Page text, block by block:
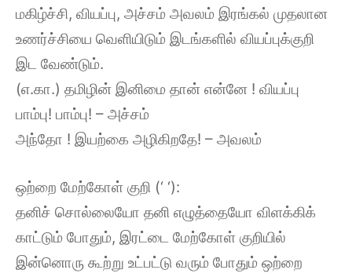
மகிழ்ச்சி, வியப்பு, அச்சம் அவலம் இரங்கல் முதலான
உணர்ச்சியை வெளியிடும் இடங்களில் வியப்புக்குறி
இட வேண்டும்.
(எ.கா.) தமிழின் இனிமை தான் என்னே ! வியப்பு
பாம்பு! பாம்பு! – அச்சம்
அந்தோ ! இயற்கை அழிகிறதே! – அவலம்
ஒற்றை மேற்கோள் குறி (‘ ‘):
தனிச் சொல்லையோ தனி எழுத்தையோ விளக்கிக்
காட்டும் போதும், இரட்டை மேற்கோள் குறியில்
இன்னொரு கூற்று உட்பட்டு வரும் போதும் ஒற்றை